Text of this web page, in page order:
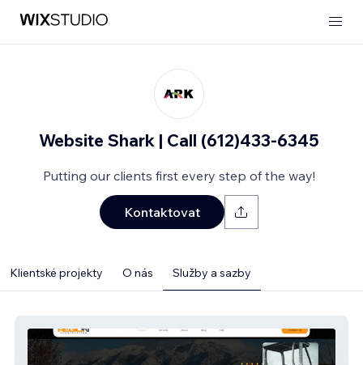
Website Shark | Call (612)433-6345
Putting our clients first every step of the way!
Kontaktovat
Klientské projekty O nás Služby a sazby